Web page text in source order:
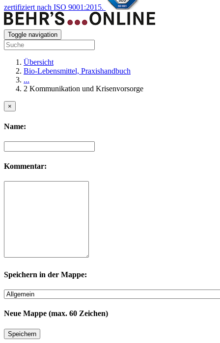
zertifiziert nach ISO 9001:2015.
Toggle navigation
Übersicht
Bio-Lebensmittel, Praxishandbuch
...
2 Kommunikation und Krisenvorsorge
×
Name:
Kommentar:
Speichern in der Mappe:
Neue Mappe (max. 60 Zeichen)
Speichern